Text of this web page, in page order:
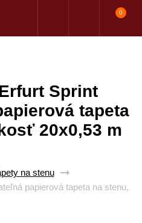
0
Sprint
tapeta
20x0,53 m
na stenu
papierová tapeta na stenu,